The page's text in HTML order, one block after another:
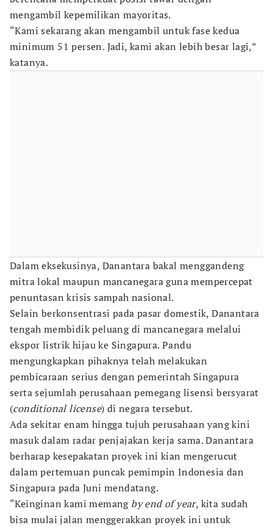
mengambil kepemilikan mayoritas.
“Kami sekarang akan mengambil untuk fase kedua
minimum 51 persen. Jadi, kami akan lebih besar lagi,”
katanya.
Dalam eksekusinya, Danantara bakal menggandeng
mitra lokal maupun mancanegara guna mempercepat
penuntasan krisis sampah nasional.
Selain berkonsentrasi pada pasar domestik, Danantara
tengah membidik peluang di mancanegara melalui
ekspor listrik hijau ke Singapura. Pandu
mengungkapkan pihaknya telah melakukan
pembicaraan serius dengan pemerintah Singapura
serta sejumlah perusahaan pemegang lisensi bersyarat
(conditional license) di negara tersebut.
Ada sekitar enam hingga tujuh perusahaan yang kini
masuk dalam radar penjajakan kerja sama. Danantara
berharap kesepakatan proyek ini kian mengerucut
dalam pertemuan puncak pemimpin Indonesia dan
Singapura pada Juni mendatang.
“Keinginan kami memang by end of year, kita sudah
bisa mulai jalan menggerakkan proyek ini untuk